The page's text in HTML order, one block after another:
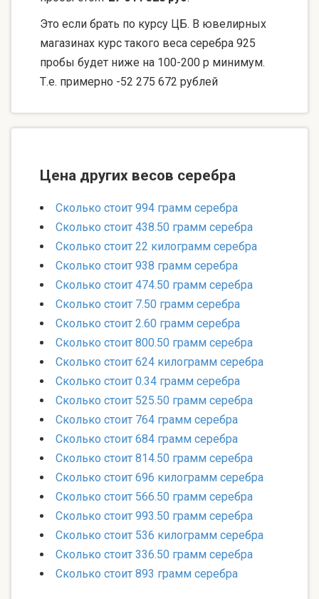
Это если брать по курсу ЦБ. В ювелирных
магазинах курс такого веса серебра 925
пробы будет ниже на 100-200 р минимум.
Т.е. примерно -52 275 672 рублей
Цена других весов серебра
Сколько стоит 994 грамм серебра
Сколько стоит 438.50 грамм серебра
Сколько стоит 22 килограмм серебра
Сколько стоит 938 грамм серебра
Сколько стоит 474.50 грамм серебра
Сколько стоит 7.50 грамм серебра
Сколько стоит 2.60 грамм серебра
Сколько стоит 800.50 грамм серебра
Сколько стоит 624 килограмм серебра
Сколько стоит 0.34 грамм серебра
Сколько стоит 525.50 грамм серебра
Сколько стоит 764 грамм серебра
Сколько стоит 684 грамм серебра
Сколько стоит 814.50 грамм серебра
Сколько стоит 696 килограмм серебра
Сколько стоит 566.50 грамм серебра
Сколько стоит 993.50 грамм серебра
Сколько стоит 536 килограмм серебра
Сколько стоит 336.50 грамм серебра
Сколько стоит 893 грамм серебра